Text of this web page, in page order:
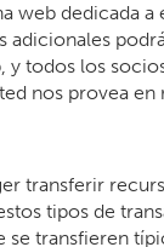
web dedicada
y todos los
nos provea en
transferir
tipos de
transfieren